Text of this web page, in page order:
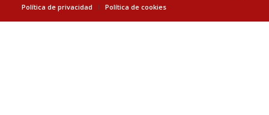
Política de privacidad Política de cookies